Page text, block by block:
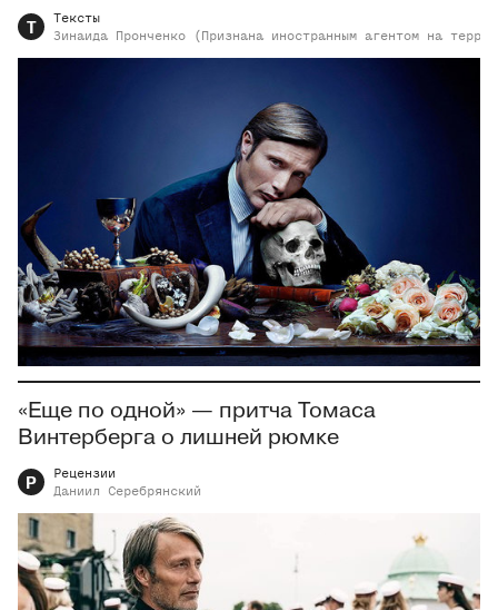
Т
Тексты
Зинаида
Пронченко (Признана иностранным агентом на
«Еще по одной» — притча Томаса
Винтерберга о лишней рюмке
Р
Рецензии
Даниил
Серебрянский